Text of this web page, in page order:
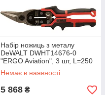
Набір ножиць з металу
DeWALT DWHT14676-0
"ERGO Aviation", 3 шт, L=250
мм.
Немає в наявності
5 868 ₴